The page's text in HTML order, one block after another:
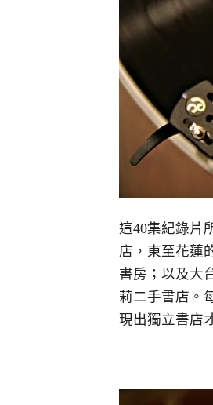
這40集紀錄片
店，東至花蓮
書房；以及大
莉二手書店。
現出獨立書店